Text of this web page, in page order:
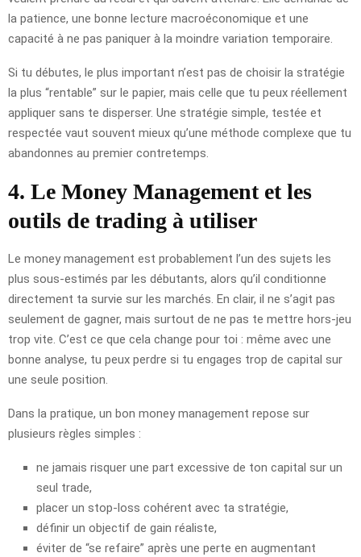
la patience, une bonne lecture macroéconomique et une
capacité à ne pas paniquer à la moindre variation temporaire.
Si tu débutes, le plus important n’est pas de choisir la stratégie
la plus “rentable” sur le papier, mais celle que tu peux réellement
appliquer sans te disperser. Une stratégie simple, testée et
respectée vaut souvent mieux qu’une méthode complexe que tu
abandonnes au premier contretemps.
4. Le Money Management et les
outils de trading à utiliser
Le money management est probablement l’un des sujets les
plus sous-estimés par les débutants, alors qu’il conditionne
directement ta survie sur les marchés. En clair, il ne s’agit pas
seulement de gagner, mais surtout de ne pas te mettre hors-jeu
trop vite. C’est ce que cela change pour toi : même avec une
bonne analyse, tu peux perdre si tu engages trop de capital sur
une seule position.
Dans la pratique, un bon money management repose sur
plusieurs règles simples :
ne jamais risquer une part excessive de ton capital sur un
seul trade,
placer un stop-loss cohérent avec ta stratégie,
définir un objectif de gain réaliste,
éviter de “se refaire” après une perte en augmentant